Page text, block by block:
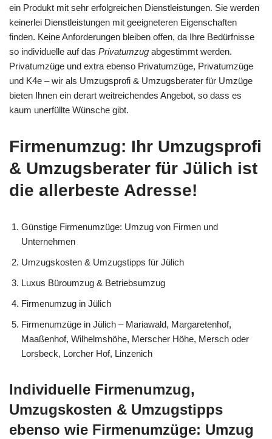
ein Produkt mit sehr erfolgreichen Dienstleistungen. Sie werden
keinerlei Dienstleistungen mit geeigneteren Eigenschaften
finden. Keine Anforderungen bleiben offen, da Ihre Bedürfnisse
so individuelle auf das Privatumzug abgestimmt werden.
Privatumzüge und extra ebenso Privatumzüge, Privatumzüge
und K4e – wir als Umzugsprofi & Umzugsberater für Umzüge
bieten Ihnen ein derart weitreichendes Angebot, so dass es
kaum unerfüllte Wünsche gibt.
Firmenumzug: Ihr Umzugsprofi
& Umzugsberater für Jülich ist
die allerbeste Adresse!
Günstige Firmenumzüge: Umzug von Firmen und
Unternehmen
Umzugskosten & Umzugstipps für Jülich
Luxus Büroumzug & Betriebsumzug
Firmenumzug in Jülich
Firmenumzüge in Jülich – Mariawald, Margaretenhof,
Maaßenhof, Wilhelmshöhe, Merscher Höhe, Mersch oder
Lorsbeck, Lorcher Hof, Linzenich
Individuelle Firmenumzug,
Umzugskosten & Umzugstipps
ebenso wie Firmenumzüge: Umzug